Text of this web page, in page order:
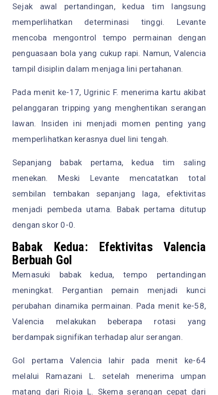
Sejak awal pertandingan, kedua tim langsung
memperlihatkan determinasi tinggi. Levante
mencoba mengontrol tempo permainan dengan
penguasaan bola yang cukup rapi. Namun, Valencia
tampil disiplin dalam menjaga lini pertahanan.
Pada menit ke-17, Ugrinic F. menerima kartu akibat
pelanggaran tripping yang menghentikan serangan
lawan. Insiden ini menjadi momen penting yang
memperlihatkan kerasnya duel lini tengah.
Sepanjang babak pertama, kedua tim saling
menekan. Meski Levante mencatatkan total
sembilan tembakan sepanjang laga, efektivitas
menjadi pembeda utama. Babak pertama ditutup
dengan skor 0-0.
Babak Kedua: Efektivitas Valencia
Berbuah Gol
Memasuki babak kedua, tempo pertandingan
meningkat. Pergantian pemain menjadi kunci
perubahan dinamika permainan. Pada menit ke-58,
Valencia melakukan beberapa rotasi yang
berdampak signifikan terhadap alur serangan.
Gol pertama Valencia lahir pada menit ke-64
melalui Ramazani L. setelah menerima umpan
matang dari Rioja L. Skema serangan cepat dari